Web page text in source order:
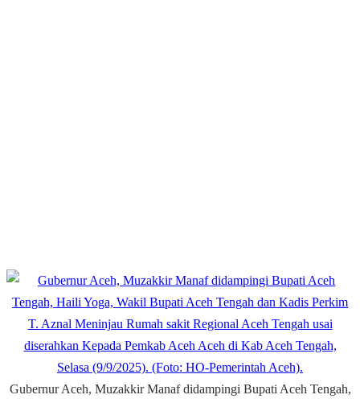
Gubernur Aceh, Muzakkir Manaf didampingi Bupati Aceh Tengah,